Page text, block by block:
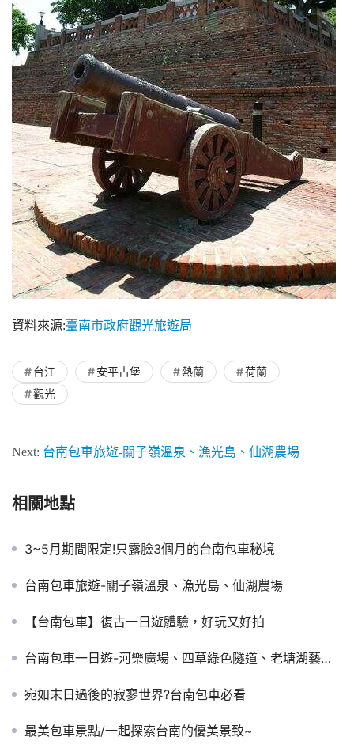
資料來源:臺南市政府觀光旅遊局
台江 安平古堡 熱蘭
荷蘭
觀光
Next: 台南包車旅遊-關子嶺溫泉、漁光島、仙湖農場
相關地點
3~5月期間限定!只露臉3個月的台南包車秘境
台南包車旅遊-關子嶺溫泉、漁光島、仙湖農場
【台南包車】復古一日遊體驗，好玩又好拍
台南包車一日遊-河樂廣場、四草綠色隧道、老塘湖藝術村
宛如末日過後的寂寥世界?台南包車必看
最美包車景點/一起探索台南的優美景致~